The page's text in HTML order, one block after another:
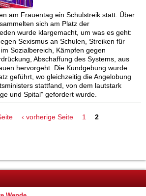
am Frauentag ein Schulstreik statt. Über
sich am Platz der
wurde klargemacht, um was es geht:
Sexismus an Schulen, Streiken für
Sozialbereich, Kämpfen gegen
Abschaffung des Systems, aus
hervorgeht. Die Kundgebung wurde
geführt, wo gleichzeitig die Angelobung
stattfand, von dem lautstark
und Spital” gefordert wurde.
‹ vorherige Seite 1 2